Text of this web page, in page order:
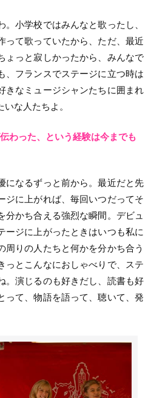
。小学校ではみんなと歌ったし、
って歌っていたから、ただ、最近
ょっと寂しかったから、みんなで
、フランスでステージに立つ時は
きなミュージシャンたちに囲まれ
な人たちよ。
わった、という経験は今までも
になるずっと前から。最近だと先
ジに上がれば、毎回いつだってそ
分かち合える強烈な瞬間。デビュ
ージに上がったときはいつも私に
周りの人たちと何かを分かち合う
っとこんなにおしゃべりで、ステ
。演じるのも好きだし、読書も好
って、物語を語って、聴いて、発